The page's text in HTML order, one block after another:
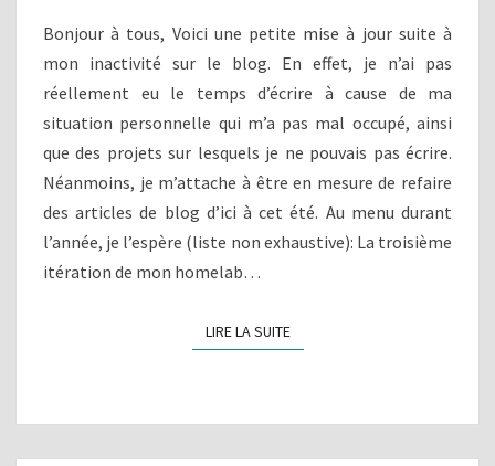
O
R
2
0
A
I
R
S
Bonjour à tous, Voici une petite mise à jour suite à
mon inactivité sur le blog. En effet, je n’ai pas
réellement eu le temps d’écrire à cause de ma
situation personnelle qui m’a pas mal occupé, ainsi
que des projets sur lesquels je ne pouvais pas écrire.
Néanmoins, je m’attache à être en mesure de refaire
des articles de blog d’ici à cet été. Au menu durant
l’année, je l’espère (liste non exhaustive): La troisième
itération de mon homelab…
LIRE LA SUITELIRE LA SUITE